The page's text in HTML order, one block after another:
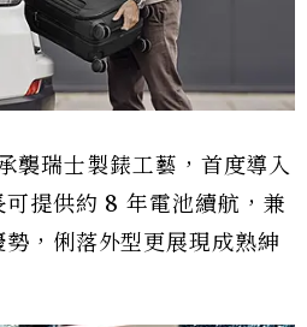
瑞士製錶工藝，首度導入
提供約 8 年電池續航，兼
，俐落外型更展現成熟紳